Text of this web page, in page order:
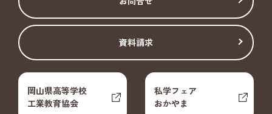
資料請求
岡山県高等学校
工業教育協会
私学フェア
おかやま